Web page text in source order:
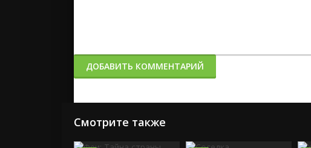
ДОБАВИТЬ КОММЕНТАРИЙ
Смотрите также